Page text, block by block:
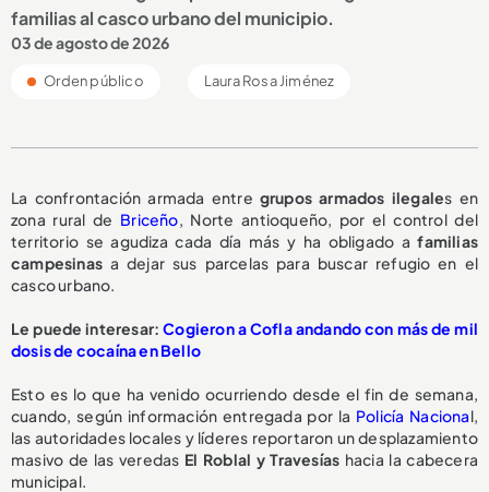
familias al casco urbano del municipio.
03 de agosto de 2026
Orden público Laura Rosa Jiménez
La confrontación armada entre grupos armados ilegales en
zona rural de Briceño, Norte antioqueño, por el control del
territorio se agudiza cada día más y ha obligado afamilias
campesinas a dejar sus parcelas para buscar refugio en el
casco urbano.
Le puede interesar:Cogieron a Cofla andando con más de mil
dosis de cocaína en Bello
Esto es lo que ha venido ocurriendo desde el fin de semana,
cuando, según información entregada por la Policía Nacional,
las autoridades locales y líderes reportaron un desplazamiento
masivo de las veredas El Roblal y Travesías hacia la cabecera
municipal.